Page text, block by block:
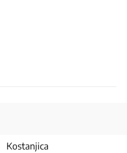
Kostanjica